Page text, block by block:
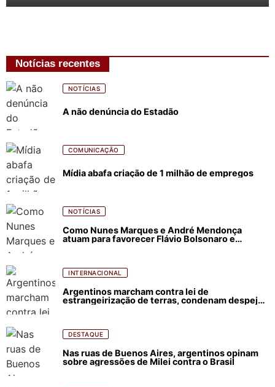
Notícias recentes
NOTÍCIAS
A não denúncia do Estadão
COMUNICAÇÃO
Mídia abafa criação de 1 milhão de empregos
NOTÍCIAS
Como Nunes Marques e André Mendonça
atuam para favorecer Flávio Bolsonaro e
INTERNACIONAL
Argentinos marcham contra lei de
estrangeirização de terras, condenam despejos
DESTAQUE
Nas ruas de Buenos Aires, argentinos opinam
sobre agressões de Milei contra o Brasil